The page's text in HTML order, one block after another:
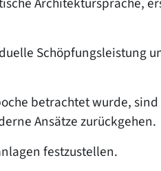
Schöpfungsleistung
betrachtet wurde,
Ansätze zurückgehen.
festzustellen.